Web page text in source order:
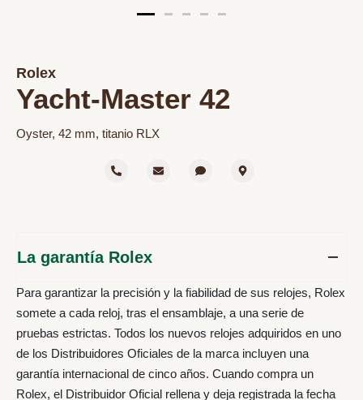
Rolex
Yacht-Master 42
Oyster, 42 mm, titanio RLX
La garantía Rolex
Para garantizar la precisión y la fiabilidad de sus relojes, Rolex
somete a cada reloj, tras el ensamblaje, a una serie de
pruebas estrictas. Todos los nuevos relojes adquiridos en uno
de los Distribuidores Oficiales de la marca incluyen una
garantía internacional de cinco años. Cuando compra un
Rolex, el Distribuidor Oficial rellena y deja registrada la fecha